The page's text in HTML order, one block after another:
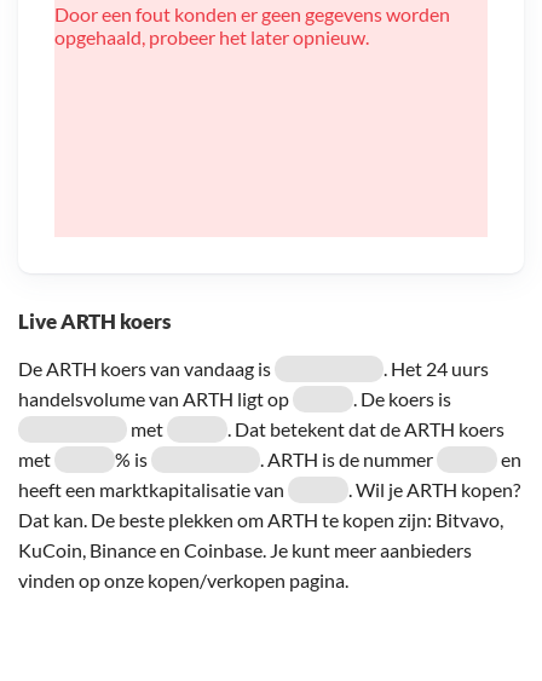
Live ARTH koers
De ARTH koers van vandaag is
. Het 24 uurs
handelsvolume van ARTH ligt op
. De koers is
met
. Dat betekent dat de ARTH koers
met
% is . ARTH is de nummer
en
heeft een marktkapitalisatie van
. Wil je ARTH kopen?
Dat kan. De beste plekken om ARTH te kopen zijn: Bitvavo,
KuCoin, Binance en Coinbase. Je kunt meer aanbieders
vinden op onze kopen/verkopen pagina.
Door een fout konden er geen gegevens worden
opgehaald, probeer het later opnieuw.